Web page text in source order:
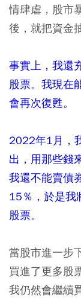
情肆虐，股市
後，就把資金
事實上，我還
股票。我現在
會再次復甦。
2022年1月，
出，用那些錢
我還不能賣債
15％，於是我
股票。
當股市進一步
買進了更多股
我仍然會繼續買